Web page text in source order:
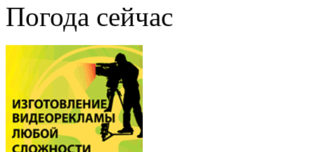
Погода сейчас